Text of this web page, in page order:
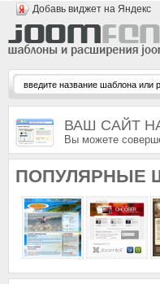
Добавь виджет на Яндекс
ВАШ САЙТ НА
Вы можете
ПОПУЛЯРНЫЕ